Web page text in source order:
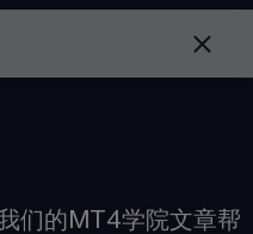
们的MT4学院文章帮